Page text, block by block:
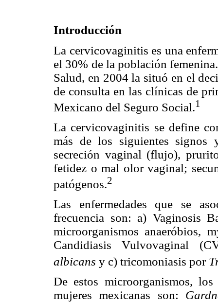
Introducción
La cervicovaginitis es una
el 30% de la población
Salud, en 2004 la situó en el
de consulta en las clínicas de
Mexicano del Seguro Social.1
La cervicovaginitis se define
más de los siguientes signos
secreción vaginal (flujo),
fetidez o mal olor vaginal;
patógenos.2
Las enfermedades que se
frecuencia son: a) Vaginosis
microorganismos anaeróbios,
Candidiasis Vulvovaginal
albicans y c) tricomoniasis por
De estos microorganismos,
mujeres mexicanas son: